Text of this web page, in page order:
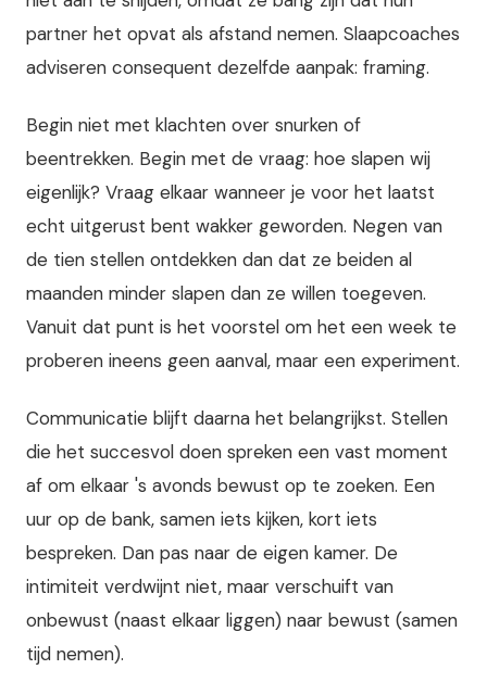
partner het opvat als afstand nemen. Slaapcoaches
adviseren consequent dezelfde aanpak: framing.
Begin niet met klachten over snurken of
beentrekken. Begin met de vraag: hoe slapen wij
eigenlijk? Vraag elkaar wanneer je voor het laatst
echt uitgerust bent wakker geworden. Negen van
de tien stellen ontdekken dan dat ze beiden al
maanden minder slapen dan ze willen toegeven.
Vanuit dat punt is het voorstel om het een week te
proberen ineens geen aanval, maar een experiment.
Communicatie blijft daarna het belangrijkst. Stellen
die het succesvol doen spreken een vast moment
af om elkaar 's avonds bewust op te zoeken. Een
uur op de bank, samen iets kijken, kort iets
bespreken. Dan pas naar de eigen kamer. De
intimiteit verdwijnt niet, maar verschuift van
onbewust (naast elkaar liggen) naar bewust (samen
tijd nemen).